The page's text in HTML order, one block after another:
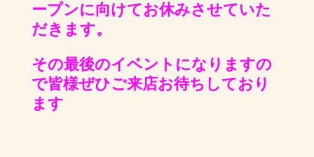
ープンに向けてお休みさせていた
だきます。
その最後のイベントになりますの
で皆様ぜひご来店お待ちしており
ます